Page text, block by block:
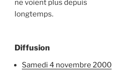
ne voient plus depuis
longtemps.
Diffusion
samedi 4 novembre 2000